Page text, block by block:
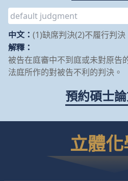
中文： (1)缺席判決(2)不履行判決
解釋：
被告在庭審中不到庭或未對原告
法庭所作的對被告不利的判決。
預約碩士
立體